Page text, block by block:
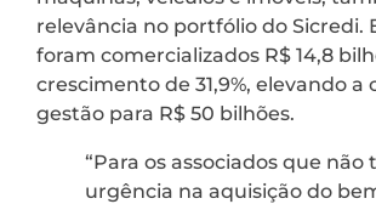
relevância no portfólio do Sicredi.
foram comercializados R$ 14,8
crescimento de 31,9%, elevando a
gestão para R$ 50 bilhões.
“Para os associados que não
urgência na aquisição do